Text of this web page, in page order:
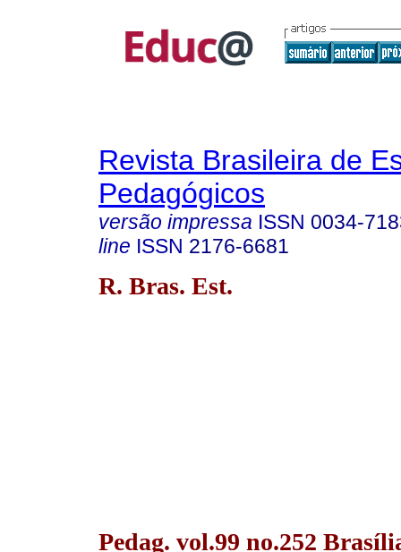
Revista Brasileira de
Pedagógicos
versão impressa ISSN 0034-
line ISSN 2176-6681
R. Bras. Est.
Pedag. vol.99 no.252